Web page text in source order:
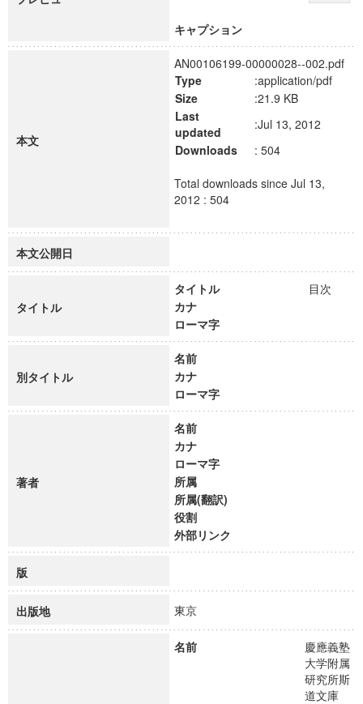
キャプション
本文
AN00106199-00000028--002.pdf
Type
:application/pdf
Size
:21.9 KB
Last
updated
:Jul 13, 2012
Downloads
: 504
Total downloads since Jul 13,
2012 : 504
本文公開日
タイトル
タイトル
目次
カナ
ローマ字
別タイトル
名前
カナ
ローマ字
著者
名前
カナ
ローマ字
所属
所属(翻訳)
役割
外部リンク
版
出版地 東京
名前
慶應義塾
大学附属
研究所斯
道文庫